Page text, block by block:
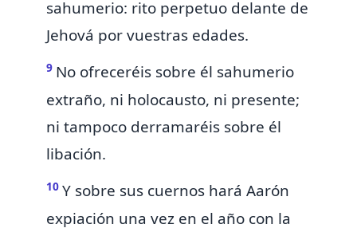
sahumerio: rito perpetuo delante de
Jehová por vuestras edades.
9 No ofreceréis sobre él sahumerio
extraño, ni holocausto, ni presente;
ni tampoco derramaréis sobre él
libación.
10 Y sobre sus cuernos hará Aarón
expiación una vez en el año con la